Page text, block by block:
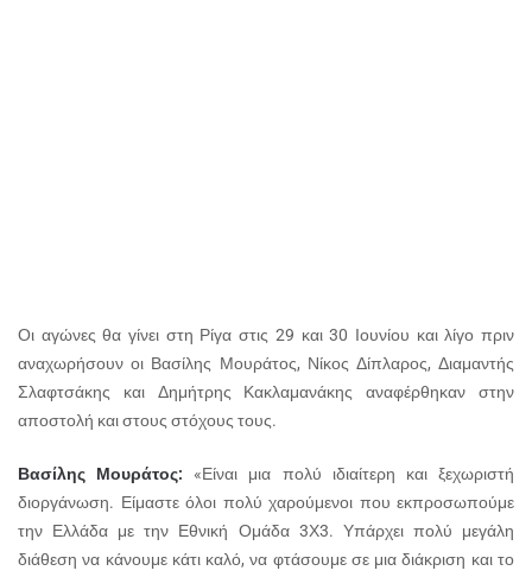
Οι αγώνες θα γίνει στη Ρίγα στις 29 και 30 Ιουνίου και λίγο πριν
αναχωρήσουν οι Βασίλης Μουράτος, Νίκος Δίπλαρος, Διαμαντής
Σλαφτσάκης και Δημήτρης Κακλαμανάκης αναφέρθηκαν στην
αποστολή και στους στόχους τους.
Βασίλης Μουράτος: «Είναι μια πολύ ιδιαίτερη και ξεχωριστή
διοργάνωση. Είμαστε όλοι πολύ χαρούμενοι που εκπροσωπούμε
την Ελλάδα με την Εθνική Ομάδα 3Χ3. Υπάρχει πολύ μεγάλη
διάθεση να κάνουμε κάτι καλό, να φτάσουμε σε μια διάκριση και το